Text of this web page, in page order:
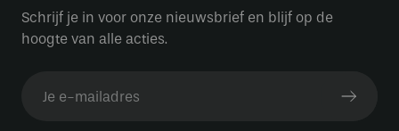
Schrijf je in voor onze nieuwsbrief en blijf op de
hoogte van alle acties.